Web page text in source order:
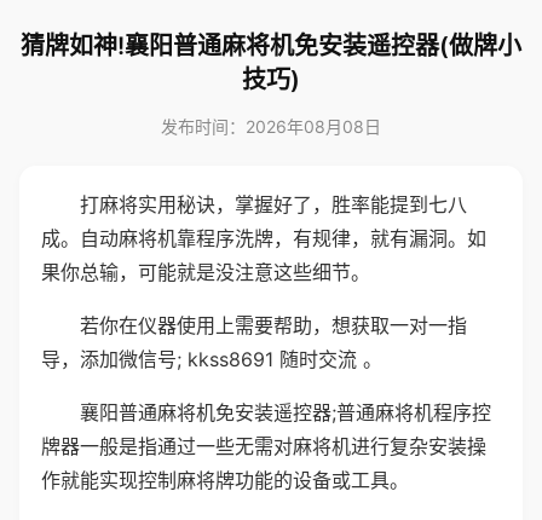
猜牌如神!襄阳普通麻将机免安装遥控器(做牌小
技巧)
发布时间：2026年08月08日
打麻将实用秘诀，掌握好了，胜率能提到七八
成。自动麻将机靠程序洗牌，有规律，就有漏洞。如
果你总输，可能就是没注意这些细节。
若你在仪器使用上需要帮助，想获取一对一指
导，添加微信号; kkss8691 随时交流 。
襄阳普通麻将机免安装遥控器;普通麻将机程序控
牌器一般是指通过一些无需对麻将机进行复杂安装操
作就能实现控制麻将牌功能的设备或工具。